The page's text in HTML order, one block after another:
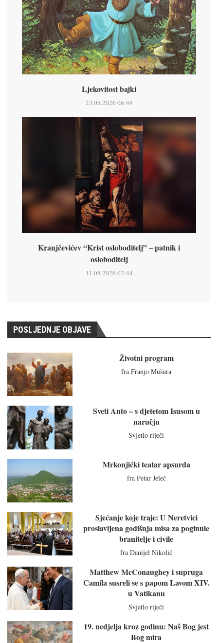
Ljekovitost bajki
23.05.2026 06:49
Kranjčevićev “Krist osloboditelj” – patnik i
osloboditelj
11.05.2026 07:44
POSLJEDNJE OBJAVE
Životni program
fra Franjo Mušura
Sveti Anto – s djetetom Isusom u
naručju
Svjetlo riječi
Mrkonjićki teatar apsurda
fra Petar Jeleč
Sjećanje koje traje: U Neretvici
proslavljena godišnja misa za poginule
branitelje i civile
fra Danijel Nikolić
Matthew McConaughey i supruga
Camila susreli se s papom Lavom XIV.
u Vatikanu
Svjetlo riječi
19. nedjelja kroz godinu: Naš Bog jest
Bog mira